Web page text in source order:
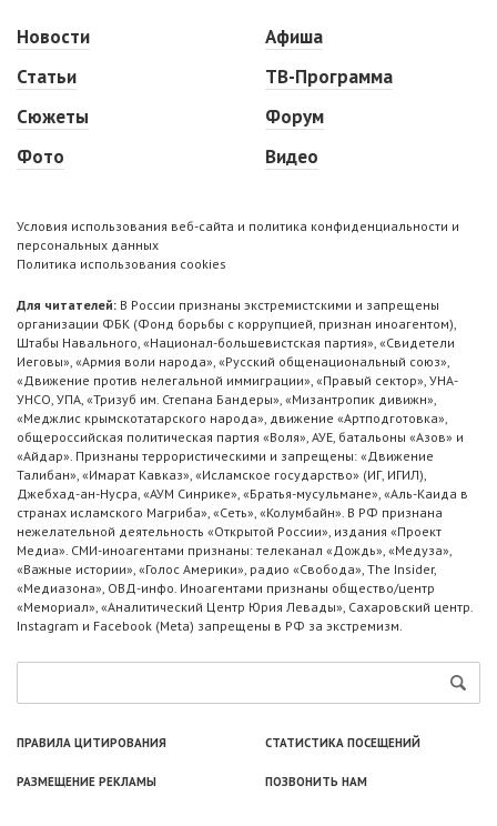
Новости
Статьи
Сюжеты
Фото
Афиша
ТВ-Программа
Форум
Видео
Условия использования веб-сайта и политика конфиденциальности и
персональных данных
Политика использования cookies
Для читателей: В России признаны экстремистскими и запрещены
организации ФБК (Фонд борьбы с коррупцией, признан иноагентом),
Штабы Навального, «Национал-большевистская партия», «Свидетели
Иеговы», «Армия воли народа», «Русский общенациональный союз»,
«Движение против нелегальной иммиграции», «Правый сектор», УНА-
УНСО, УПА, «Тризуб им. Степана Бандеры», «Мизантропик дивижн»,
«Меджлис крымскотатарского народа», движение «Артподготовка»,
общероссийская политическая партия «Воля», АУЕ, батальоны «Азов» и
«Айдар». Признаны террористическими и запрещены: «Движение
Талибан», «Имарат Кавказ», «Исламское государство» (ИГ, ИГИЛ),
Джебхад-ан-Нусра, «АУМ Синрике», «Братья-мусульмане», «Аль-Каида в
странах исламского Магриба», «Сеть», «Колумбайн». В РФ признана
нежелательной деятельность «Открытой России», издания «Проект
Медиа». СМИ-иноагентами признаны: телеканал «Дождь», «Медуза»,
«Важные истории», «Голос Америки», радио «Свобода», The Insider,
«Медиазона», ОВД-инфо. Иноагентами признаны общество/центр
«Мемориал», «Аналитический Центр Юрия Левады», Сахаровский центр.
Instagram и Facebook (Metа) запрещены в РФ за экстремизм.
ПРАВИЛА ЦИТИРОВАНИЯ СТАТИСТИКА ПОСЕЩЕНИЙ
РАЗМЕЩЕНИЕ РЕКЛАМЫ ПОЗВОНИТЬ НАМ